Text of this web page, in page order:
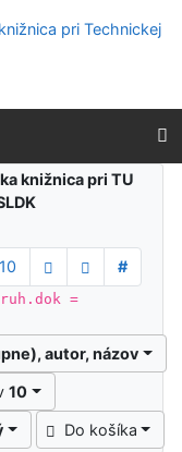
knižnica pri TU
10
#
=
autor, názov
10
Do košíka